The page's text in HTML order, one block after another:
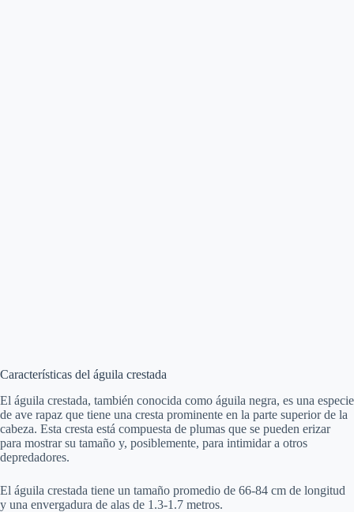
Características del águila crestada
El águila crestada, también conocida como águila negra, es una especie
de ave rapaz que tiene una cresta prominente en la parte superior de la
cabeza. Esta cresta está compuesta de plumas que se pueden erizar
para mostrar su tamaño y, posiblemente, para intimidar a otros
depredadores.
El águila crestada tiene un tamaño promedio de 66-84 cm de longitud
y una envergadura de alas de 1.3-1.7 metros.